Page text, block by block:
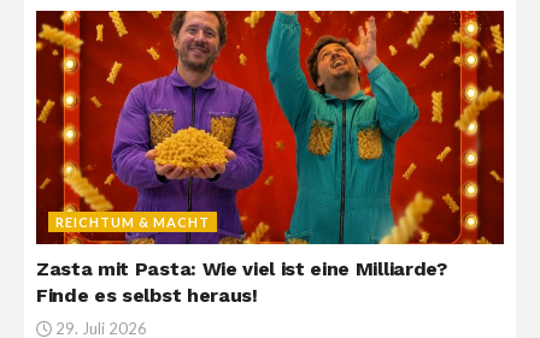
REICHTUM & MACHT
Zasta mit Pasta: Wie viel ist eine Milliarde?
Finde es selbst heraus!
29. Juli 2026